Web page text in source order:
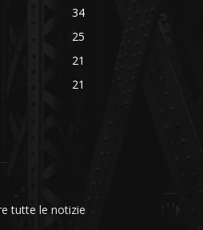
34
25
21
21
tutte le notizie